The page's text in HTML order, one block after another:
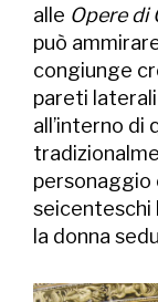
alle Opere di
può
congiunge
pareti
all’interno
personaggio
seicenteschi
la donna